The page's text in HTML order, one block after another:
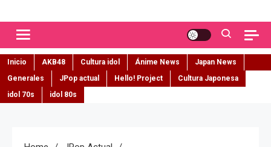
Inicio AKB48 Cultura idol Ánime News
Japan News
Generales
JPop actual Hello! Project
Cultura Japonesa
idol 70s
idol 80s